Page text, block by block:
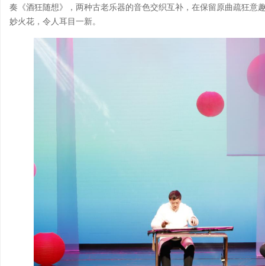
奏《酒狂随想》，两种古老乐器的音色交织互补，在保留原曲疏狂意
妙火花，令人耳目一新。